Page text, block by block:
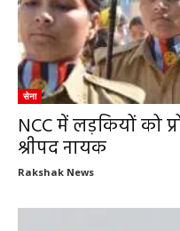
सेना
NCC में लड़कियों को
श्रीपद नायक
Rakshak News